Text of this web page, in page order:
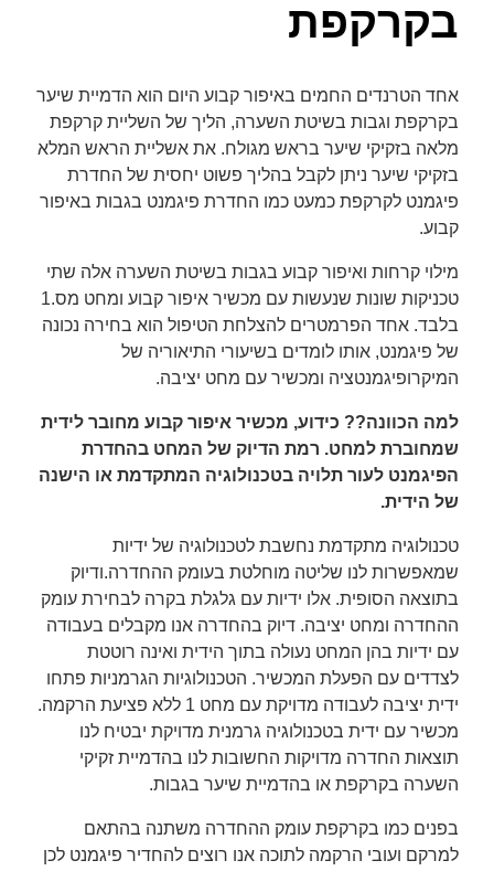
font_download סמן קישורים
את
כל
האפשרויות
בקרקפת
אחד הטרנדים החמים באיפור קבוע היום הוא הדמיית שיער
בקרקפת וגבות בשיטת השערה, הליך של השליית קרקפת
מלאה בזקיקי שיער בראש מגולח. את אשליית הראש המלא
בזקיקי שיער ניתן לקבל בהליך פשוט יחסית של החדרת
פיגמנט לקרקפת כמעט כמו החדרת פיגמנט בגבות באיפור
קבוע.
מילוי קרחות ואיפור קבוע בגבות בשיטת השערה אלה שתי
טכניקות שונות שנעשות עם מכשיר איפור קבוע ומחט מס.1
בלבד. אחד הפרמטרים להצלחת הטיפול הוא בחירה נכונה
של פיגמנט, אותו לומדים בשיעורי התיאוריה של
המיקרופיגמנטציה ומכשיר עם מחט יציבה.
למה הכוונה?? כידוע, מכשיר איפור קבוע מחובר לידית
שמחוברת למחט. רמת הדיוק של המחט בהחדרת
הפיגמנט לעור תלויה בטכנולוגיה המתקדמת או הישנה
של הידית.
טכנולוגיה מתקדמת נחשבת לטכנולוגיה של ידיות
שמאפשרות לנו שליטה מוחלטת בעומק ההחדרה.ודיוק
בתוצאה הסופית. אלו ידיות עם גלגלת בקרה לבחירת עומק
ההחדרה ומחט יציבה. דיוק בהחדרה אנו מקבלים בעבודה
עם ידיות בהן המחט נעולה בתוך הידית ואינה רוטטת
לצדדים עם הפעלת המכשיר. הטכנולוגיות הגרמניות פתחו
ידית יציבה לעבודה מדויקת עם מחט 1 ללא פציעת הרקמה.
מכשיר עם ידית בטכנולוגיה גרמנית מדויקת יבטיח לנו
תוצאות החדרה מדויקות החשובות לנו בהדמיית זקיקי
השערה בקרקפת או בהדמיית שיער בגבות.
בפנים כמו בקרקפת עומק ההחדרה משתנה בהתאם
למרקם ועובי הרקמה לתוכה אנו רוצים להחדיר פיגמנט לכן